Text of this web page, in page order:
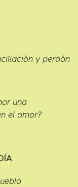
y perdón
una
el amor?